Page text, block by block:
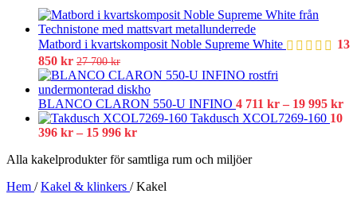
Matbord i kvartskomposit Noble Supreme White
Det
27
13
850 krDet
nuvarande
priset
är:
13
850 kr.
27 700kr
BLANCO CLARON 550-U INFINO 4 711 kr – 19 995 kr
Takdusch XCOL7269-160 10
396 kr – 15 996 krPrisintervall:
396 kr
15
Alla kakelprodukter för samtliga rum och miljöer
Hem / Kakel & klinkers / Kakel